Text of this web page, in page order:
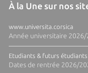
À la Une sur nos
www.universita.corsica
Année universitaire
Etudiants & futurs étudiants
Dates de rentrée 2026/